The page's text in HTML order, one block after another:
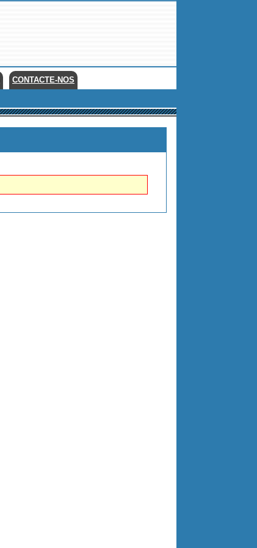
CONTACTE-NOS